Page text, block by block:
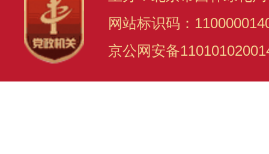
网站标识码：
京公网安备